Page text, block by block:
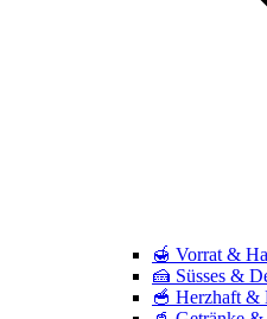
🍯 Vorrat &
🍰 Süsses &
🥣 Herzhaft &